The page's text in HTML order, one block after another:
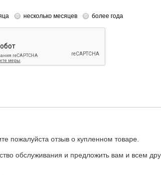
несколько месяцев более года
пожалуйста отзыв о купленном товаре.
обслуживания и предложить вам и всем